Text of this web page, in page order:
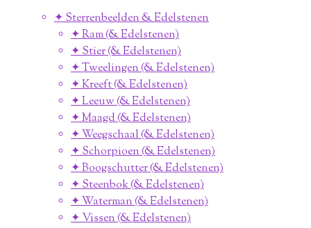
✦ Sterrenbeelden & Edelstenen
✦ Ram (& Edelstenen)
✦ Stier (& Edelstenen)
✦ Tweelingen (& Edelstenen)
✦ Kreeft (& Edelstenen)
✦ Leeuw (& Edelstenen)
✦ Maagd (& Edelstenen)
✦ Weegschaal (& Edelstenen)
✦ Schorpioen (& Edelstenen)
✦ Boogschutter (& Edelstenen)
✦ Steenbok (& Edelstenen)
✦ Waterman (& Edelstenen)
✦ Vissen (& Edelstenen)